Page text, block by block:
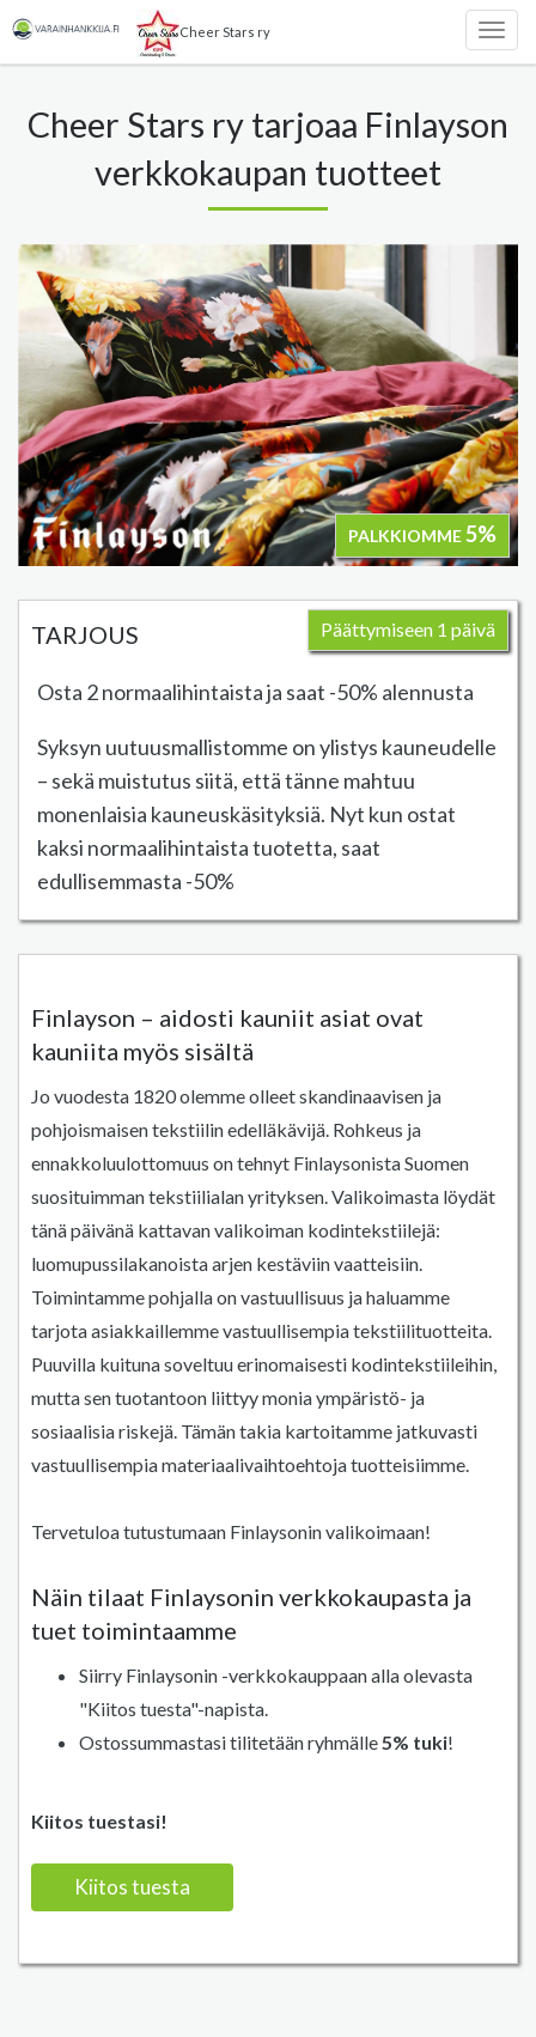
Cheer Stars ry
Cheer Stars ry tarjoaa Finlayson
verkkokaupan tuotteet
PALKKIOMME5%
TARJOUS Päättymiseen 1 päivä
Osta 2 normaalihintaista ja saat -50% alennusta
Syksyn uutuusmallistomme on ylistys kauneudelle
– sekä muistutus siitä, että tänne mahtuu
monenlaisia kauneuskäsityksiä. Nyt kun ostat
kaksi normaalihintaista tuotetta, saat
edullisemmasta -50%
Finlayson – aidosti kauniit asiat ovat
kauniita myös sisältä
Jo vuodesta 1820 olemme olleet skandinaavisen ja
pohjoismaisen tekstiilin edelläkävijä. Rohkeus ja
ennakkoluulottomuus on tehnyt Finlaysonista Suomen
suosituimman tekstiilialan yrityksen. Valikoimasta löydät
tänä päivänä kattavan valikoiman kodintekstiilejä:
luomupussilakanoista arjen kestäviin vaatteisiin.
Toimintamme pohjalla on vastuullisuus ja haluamme
tarjota asiakkaillemme vastuullisempia tekstiilituotteita.
Puuvilla kuituna soveltuu erinomaisesti kodintekstiileihin,
mutta sen tuotantoon liittyy monia ympäristö- ja
sosiaalisia riskejä. Tämän takia kartoitamme jatkuvasti
vastuullisempia materiaalivaihtoehtoja tuotteisiimme.
Tervetuloa tutustumaan Finlaysonin valikoimaan!
Näin tilaat Finlaysonin verkkokaupasta ja
tuet toimintaamme
Siirry Finlaysonin -verkkokauppaan alla olevasta
"Kiitos tuesta"-napista.
Ostossummastasi tilitetään ryhmälle 5% tuki!
Kiitos tuestasi!
Kiitos tuesta